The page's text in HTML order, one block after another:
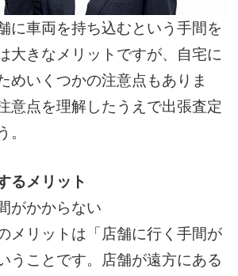
に車両を持ち込むという手間を
大きなメリットですが、自宅に
めいくつかの注意点もありま
意点を理解したうえで出張査定
。
るメリット
がかからない
メリットは「店舗に行く手間が
うことです。店舗が遠方にある